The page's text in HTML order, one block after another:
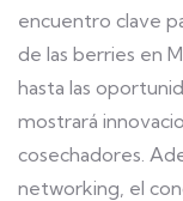
encuentro clave
de las berries en
hasta las
mostrará
cosechadores.
networking, el